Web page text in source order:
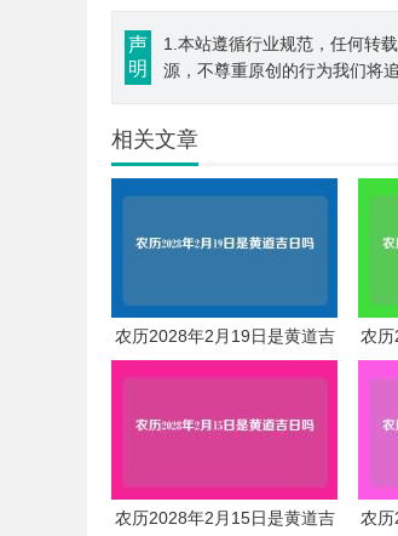
声
明
1.本站遵循行业规范，任何转
源，不尊重原创的行为我们将
相关文章
农历2028年2月19日是黄道吉
日吗
农
农历2028年2月15日是黄道吉
农